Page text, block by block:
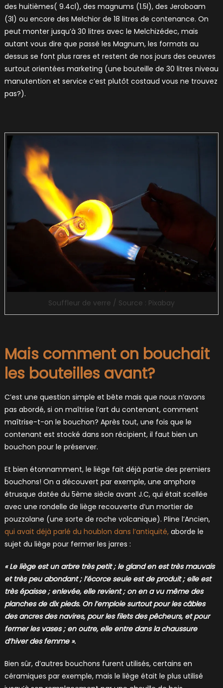
des huitièmes( 9.4cl), des magnums (1.5l), des Jeroboam
(3l) ou encore des Melchior de 18 litres de contenance. On
peut monter jusqu’à 30 litres avec le Melchizédec, mais
autant vous dire que passé les Magnum, les formats au
dessus se font plus rares et restent de nos jours des oeuvres
surtout orientées marketing (une bouteille de 30 litres niveau
manutention et service c’est plutôt costaud vous ne trouvez
pas?).
Souffleur de verre / Source : Pixabay
Mais comment on bouchait
les bouteilles avant?
C’est une question simple et bête mais que nous n’avons
pas abordé, si on maîtrise l’art du contenant, comment
maîtrise-t-on le bouchon? Après tout, une fois que le
contenant est stocké dans son récipient, il faut bien un
bouchon pour le préserver.
Et bien étonnamment, le liège fait déjà partie des premiers
bouchons! On a découvert par exemple, une amphore
étrusque datée du 5ème siècle avant J.C, qui était scellée
avec une rondelle de liège recouverte d’un mortier de
pouzzolane (une sorte de roche volcanique). Pline l’Ancien,
qui avait déjà parlé du houblon dans l’antiquité,aborde le
sujet du liège pour fermer les jarres :
« Le liège est un arbre très petit ; le gland en est très mauvais
et très peu abondant ; l’écorce seule est de produit ; elle est
très épaisse ; enlevée, elle revient ; on en a vu même des
planches de dix pieds. On l’emploie surtout pour les câbles
des ancres des navires, pour les filets des pêcheurs, et pour
fermer les vases ; en outre, elle entre dans la chaussure
d’hiver des femme ».
Bien sûr, d’autres bouchons furent utilisés, certains en
céramiques par exemple, mais le liège était le plus utilisé